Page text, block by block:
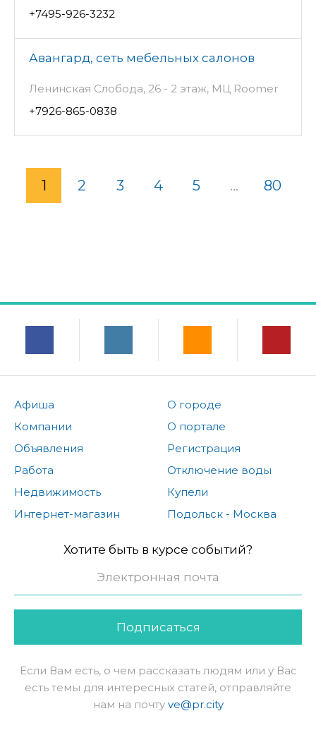
+7495-926-3232
Авангард, сеть мебельных салонов
Ленинская Слобода, 26 - 2 этаж, МЦ Roomer
+7926-865-0838
1 2 3 4 5 ... 80
Афиша
Компании
Объявления
Работа
Недвижимость
Интернет-магазин
О городе
О портале
Регистрация
Отключение воды
Купели
Подольск - Москва
Хотите быть в курсе событий?
Подписаться
Если Вам есть, о чем рассказать людям или у Вас
есть темы для интересных статей, отправляйте
нам на почту ve@pr.city